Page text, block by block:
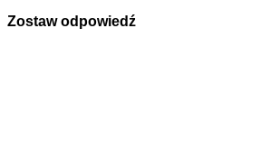
Zostaw odpowiedź